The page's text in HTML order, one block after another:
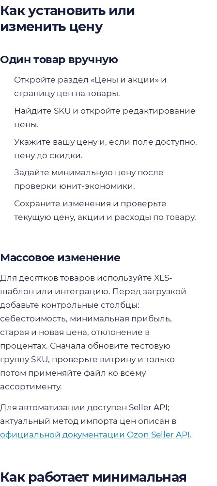
Как установить или
изменить цену
Один товар вручную
Откройте раздел «Цены и акции» и
страницу цен на товары.
Найдите SKU и откройте редактирование
цены.
Укажите вашу цену и, если поле доступно,
цену до скидки.
Задайте минимальную цену после
проверки юнит-экономики.
Сохраните изменения и проверьте
текущую цену, акции и расходы по товару.
Массовое изменение
Для десятков товаров используйте XLS-
шаблон или интеграцию. Перед загрузкой
добавьте контрольные столбцы:
себестоимость, минимальная прибыль,
старая и новая цена, отклонение в
процентах. Сначала обновите тестовую
группу SKU, проверьте витрину и только
потом применяйте файл ко всему
ассортименту.
Для автоматизации доступен Seller API;
актуальный метод импорта цен описан в
официальной документации Ozon Seller API.
Как работает минимальная